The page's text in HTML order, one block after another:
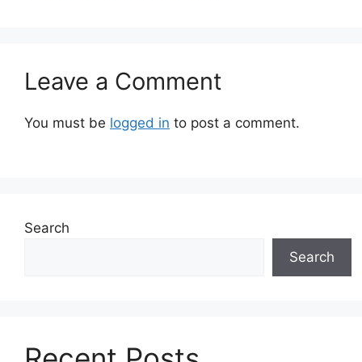
Leave a Comment
You must be logged in to post a comment.
Search
Search